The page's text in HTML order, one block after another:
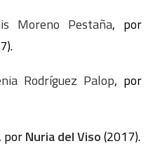
Moreno Pestaña, por
Rodríguez Palop, por
, porNuria del Viso(2017).